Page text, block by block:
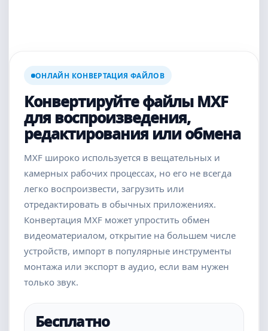
ОНЛАЙН КОНВЕРТАЦИЯ ФАЙЛОВ
Конвертируйте файлы MXF
для воспроизведения,
редактирования или обмена
MXF широко используется в вещательных и
камерных рабочих процессах, но его не всегда
легко воспроизвести, загрузить или
отредактировать в обычных приложениях.
Конвертация MXF может упростить обмен
видеоматериалом, открытие на большем числе
устройств, импорт в популярные инструменты
монтажа или экспорт в аудио, если вам нужен
только звук.
Бесплатно